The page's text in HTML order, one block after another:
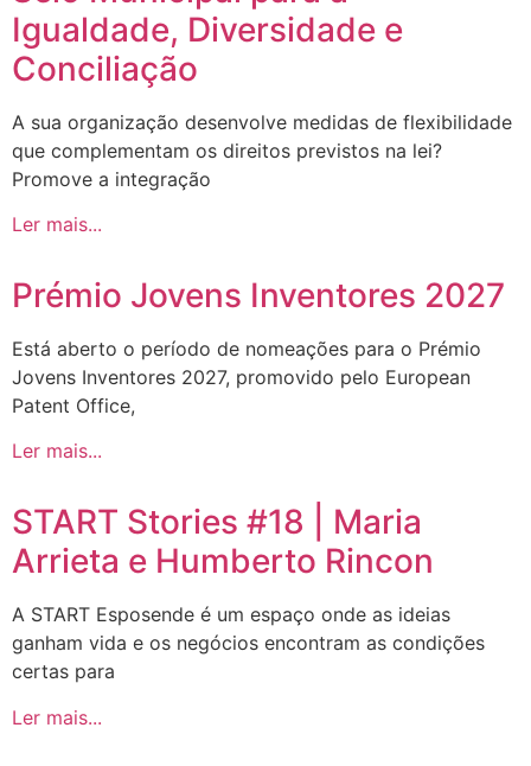
Igualdade, Diversidade e
Conciliação
A sua organização desenvolve medidas de flexibilidade
que complementam os direitos previstos na lei?
Promove a integração
Ler mais...
Prémio Jovens Inventores 2027
Está aberto o período de nomeações para o Prémio
Jovens Inventores 2027, promovido pelo European
Patent Office,
Ler mais...
START Stories #18 | Maria
Arrieta e Humberto Rincon
A START Esposende é um espaço onde as ideias
ganham vida e os negócios encontram as condições
certas para
Ler mais...